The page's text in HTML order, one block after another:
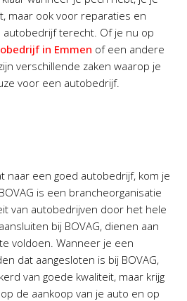
maar ook voor reparaties en
autobedrijf terecht. Of je nu op
in Emmen of een andere
verschillende zaken waarop je
voor een autobedrijf.
naar een goed autobedrijf, kom je
is een brancheorganisatie
van autobedrijven door het hele
bij BOVAG, dienen aan
voldoen. Wanneer je een
dat aangesloten is bij BOVAG,
van goede kwaliteit, maar krijg
de aankoop van je auto en op